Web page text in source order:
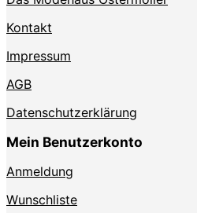
Kontakt
Impressum
AGB
Datenschutzerklärung
Mein Benutzerkonto
Anmeldung
Wunschliste